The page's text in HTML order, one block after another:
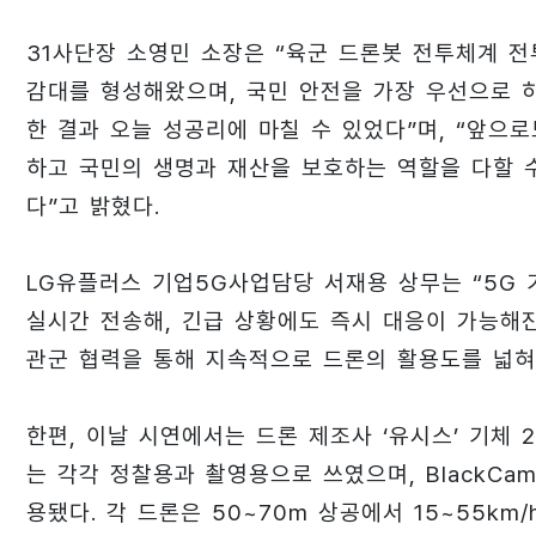
31사단장 소영민 소장은 “육군 드론봇 전투체계
감대를 형성해왔으며, 국민 안전을 가장 우선으로
한 결과 오늘 성공리에 마칠 수 있었다”며, “앞으
하고 국민의 생명과 재산을 보호하는 역할을 다할
다”고 밝혔다.
LG유플러스 기업5G사업담당 서재용 상무는 “5G
실시간 전송해, 긴급 상황에도 즉시 대응이 가능해
관군 협력을 통해 지속적으로 드론의 활용도를 넓
한편, 이날 시연에서는 드론 제조사 ‘유시스’ 기
는 각각 정찰용과 촬영용으로 쓰였으며,
용됐다. 각 드론은 50~70m 상공에서 15~55km/